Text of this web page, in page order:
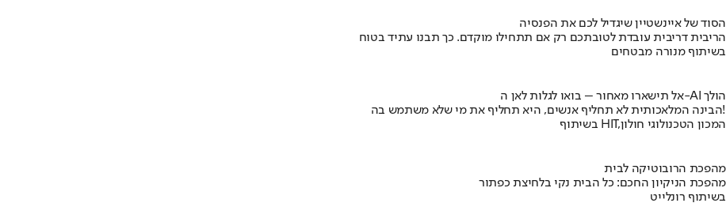
הסוד של איינשטיין שיגדיל לכם את הפנסיה
הריבית דריבית עובדת לטובתכם רק אם תתחילו מוקדם. כך תבנו עתיד בטוח
בשיתוף מנורה מבטחים
אל תישארו מאחור – בואו לגלות לאן ה-AI הולך
הבינה המלאכותית לא תחליף אנשים, היא תחליף את מי שלא משתמש בה!
בשיתוף HIT,המכון הטכנולוגי חולון
מהפכת הרובוטיקה לבית
מהפכת הניקיון החכם: כל הבית נקי בלחיצת כפתור
בשיתוף רונלייט